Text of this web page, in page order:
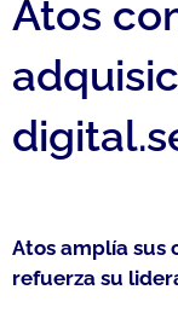
Atos
Atos amplía sus
refuerza su